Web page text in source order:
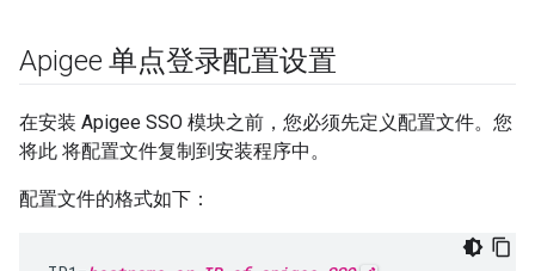
Apigee 单点登录配置设置
在安装 Apigee SSO 模块之前，您必须先定义配置文件。您
将此 将配置文件复制到安装程序中。
配置文件的格式如下：